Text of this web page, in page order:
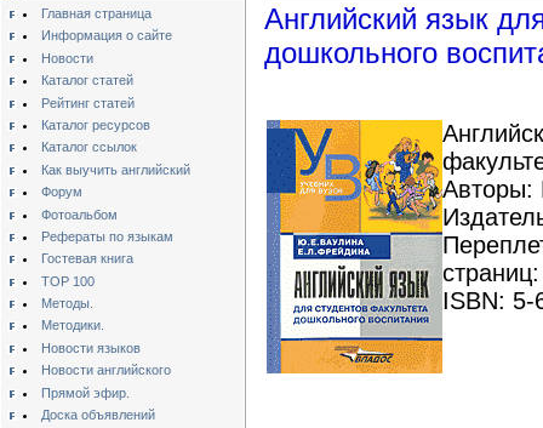
Главная страница
Информация о сайте
Новости
Каталог статей
Рейтинг статей
Каталог ресурсов
Каталог ссылок
Как выучить английский
Форум
Фотоальбом
Рефераты по языкам
Гостевая книга
TOP 100
Методы.
Методики.
Новости языков
Новости английского
Прямой эфир.
Доска объявлений
Английский язык
дошкольного
ISBN: 5-